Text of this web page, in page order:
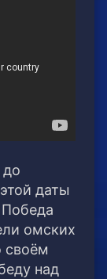
до
даты
омских
своём
над